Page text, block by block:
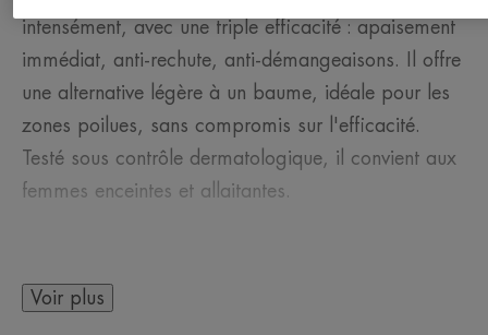
intensément, avec une triple efficacité : apaisement
immédiat, anti-rechute, anti-démangeaisons. Il offre
une alternative légère à un baume, idéale pour les
zones poilues, sans compromis sur l'efficacité.
Testé sous contrôle dermatologique, il convient aux
femmes enceintes et allaitantes.
Voir plus